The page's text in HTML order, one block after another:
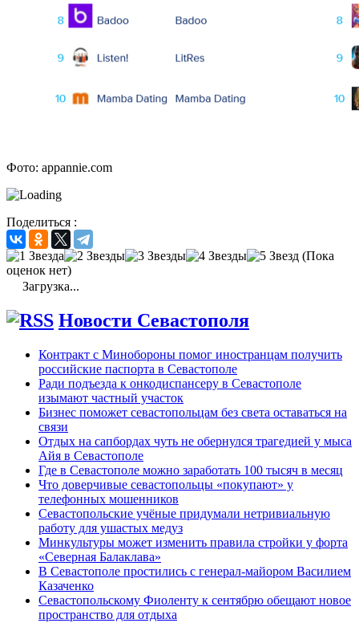
Фото: appannie.com
Поделиться :
(Пока
оценок нет)
Загрузка...
Новости Севастополя
Контракт с Минобороны помог иностранцам получить
российские паспорта в Севастополе
Ради подъезда к онкодиспансеру в Севастополе
изымают частный участок
Бизнес поможет севастопольцам без света оставаться на
связи
Отдых на сапбордах чуть не обернулся трагедией у мыса
Айя в Севастополе
Где в Севастополе можно заработать 100 тысяч в месяц
Что доверчивые севастопольцы «покупают» у
телефонных мошенников
Севастопольские учёные придумали нетривиальную
работу для ушастых медуз
Минкультуры может изменить правила стройки у форта
«Северная Балаклава»
В Севастополе простились с генерал-майором Василием
Казаченко
Севастопольскому Фиоленту к сентябрю обещают новое
пространство для отдыха